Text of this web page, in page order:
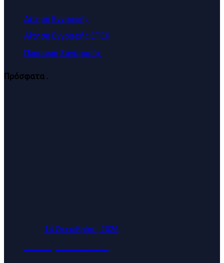
Αίτηση Εγγραφής
Αίτηση Εγγραφής ΕΤΕΚ
Πληρωμή Συνδρομής
Πρόσφατα .
14 Οκτωβρίου, 2026